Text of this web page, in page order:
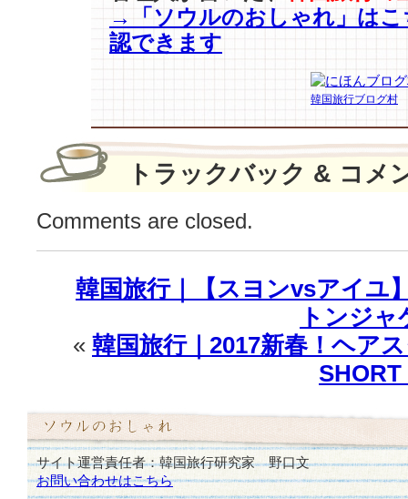
っ
て
ー
♪(動
画
あ
→「ソウルのおしゃれ」はこ
認できます
韓国旅行ブログ村
トラックバック & コメ
Comments are closed.
韓国旅行｜【スヨンvsアイユ
トンジ
« 韓国旅行｜2017新春！ヘア
サイト運営責任者：韓国旅行研究家 野口文
お問い合わせはこちら